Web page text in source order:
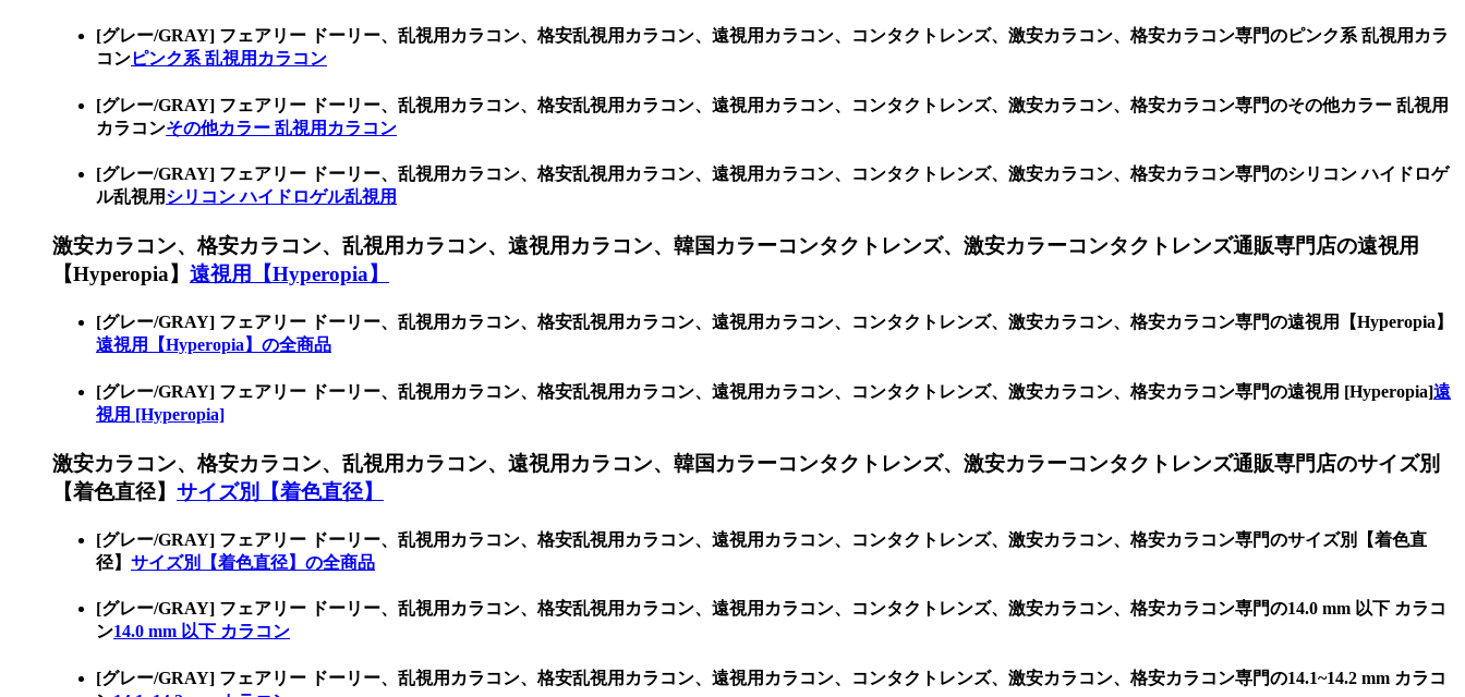
[グレー/GRAY] フェアリー ドーリー、乱視用カラコン、格安乱視用カラコン、遠視用カラコン、コンタクトレンズ、激安カラコン、格安カラコン専門のピンク系 乱視用カラ
コンピンク系 乱視用カラコン
[グレー/GRAY] フェアリー ドーリー、乱視用カラコン、格安乱視用カラコン、遠視用カラコン、コンタクトレンズ、激安カラコン、格安カラコン専門のその他カラー 乱視用
カラコンその他カラー 乱視用カラコン
[グレー/GRAY] フェアリー ドーリー、乱視用カラコン、格安乱視用カラコン、遠視用カラコン、コンタクトレンズ、激安カラコン、格安カラコン専門のシリコン ハイドロゲ
ル乱視用 シリコン ハイドロゲル乱視用
激安カラコン、格安カラコン、乱視用カラコン、遠視用カラコン、韓国カラーコンタクトレンズ、激安カラーコンタクトレンズ通販専門店の遠視用
【Hyperopia】 遠視用【Hyperopia】
[グレー/GRAY] フェアリー ドーリー、乱視用カラコン、格安乱視用カラコン、遠視用カラコン、コンタクトレンズ、激安カラコン、格安カラコン専門の遠視用【Hyperopia】
遠視用【Hyperopia】の全商品
[グレー/GRAY] フェアリー ドーリー、乱視用カラコン、格安乱視用カラコン、遠視用カラコン、コンタクトレンズ、激安カラコン、格安カラコン専門の遠視用 [Hyperopia]遠
視用 [Hyperopia]
激安カラコン、格安カラコン、乱視用カラコン、遠視用カラコン、韓国カラーコンタクトレンズ、激安カラーコンタクトレンズ通販専門店のサイズ別
【着色直径】 サイズ別【着色直径】
[グレー/GRAY] フェアリー ドーリー、乱視用カラコン、格安乱視用カラコン、遠視用カラコン、コンタクトレンズ、激安カラコン、格安カラコン専門のサイズ別【着色直
径】 サイズ別【着色直径】の全商品
[グレー/GRAY] フェアリー ドーリー、乱視用カラコン、格安乱視用カラコン、遠視用カラコン、コンタクトレンズ、激安カラコン、格安カラコン専門の14.0 mm 以下 カラコ
ン14.0 mm 以下 カラコン
[グレー/GRAY] フェアリー ドーリー、乱視用カラコン、格安乱視用カラコン、遠視用カラコン、コンタクトレンズ、激安カラコン、格安カラコン専門の14.1~14.2 mm カラコ